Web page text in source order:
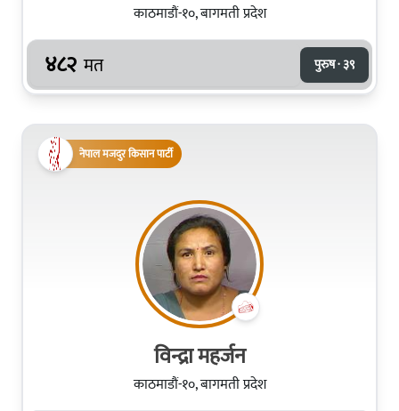
काठमाडौं-१०, बागमती प्रदेश
४८२ मत पुरुष · ३९
नेपाल मजदुर किसान पार्टी
विन्द्रा महर्जन
काठमाडौं-१०, बागमती प्रदेश